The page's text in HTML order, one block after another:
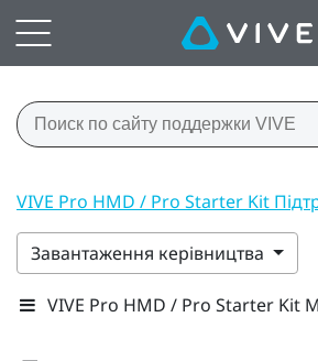
VIVE Pro HMD / Pro Starter Kit
Завантаження керівництва
VIVE Pro HMD / Pro Starter Kit